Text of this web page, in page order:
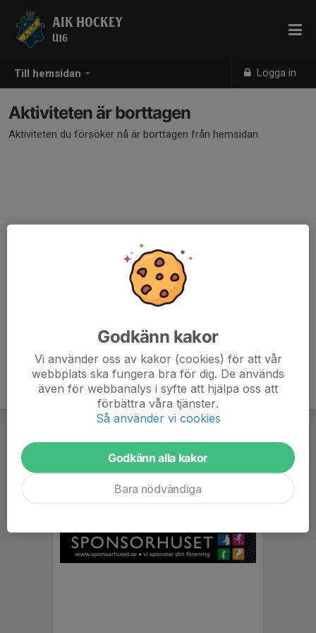
Till hemsidan Logga in
AIK HOCKEY
U16
Aktiviteten är borttagen
Aktiviteten du försöker nå är borttagen från hemsidan.
Godkänn kakor
Vi använder oss av kakor (cookies) för att vår
webbplats ska fungera bra för dig. De används
även för webbanalys i syfte att hjälpa oss att
förbättra våra tjänster.
Så använder vi cookies
Godkänn alla kakor
Bara nödvändiga